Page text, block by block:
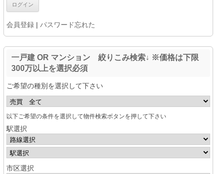
会員登録 | パスワード忘れた
一戸建 OR マンション 絞りこみ検索↓ ※価格は下限
300万以上を選択必須
ご希望の種別を選択して下さい
以下ご希望の条件を選択して物件検索ボタンを押して下さい
駅選択
市区選択